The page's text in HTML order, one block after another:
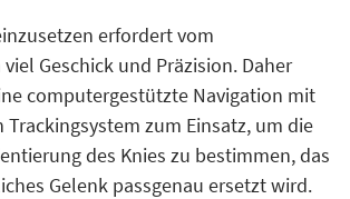
erfordert vom
Geschick und Präzision. Daher
computergestützte Navigation mit
zum Einsatz, um die
des Knies zu bestimmen, das
Gelenk passgenau ersetzt wird.